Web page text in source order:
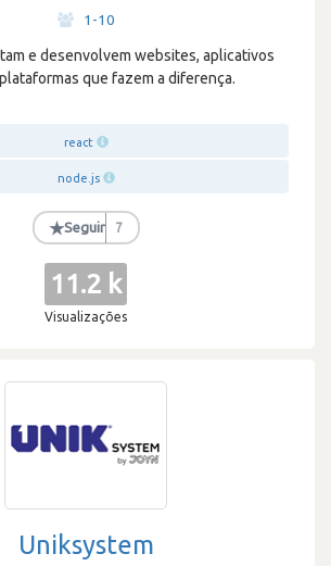
1-10
e desenvolvem websites, aplicativos
que fazem a diferença.
react
node.js
★Seguir 7
11.2 k
Visualizações
Uniksystem